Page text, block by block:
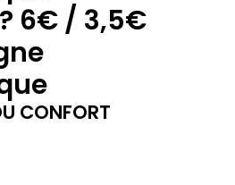
6€ / 3,5€
CONFORT